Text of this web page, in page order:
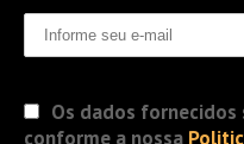
Os dados
conforme a nossa